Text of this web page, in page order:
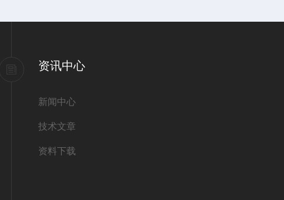
资讯中心
新闻中心
技术文章
资料下载